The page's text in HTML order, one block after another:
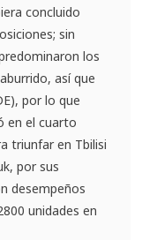
concluido
sin
los
así que
por lo que
en el cuarto
triunfar en Tbilisi
por sus
desempeños
unidades en